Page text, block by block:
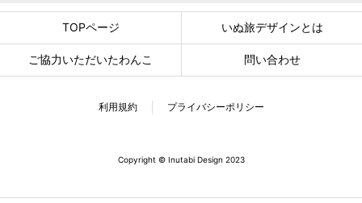
TOPページ いぬ旅デザインとは
ご協力いただいたわんこ 問い合わせ
利用規約 プライバシーポリシー
Copyright © Inutabi Design 2023